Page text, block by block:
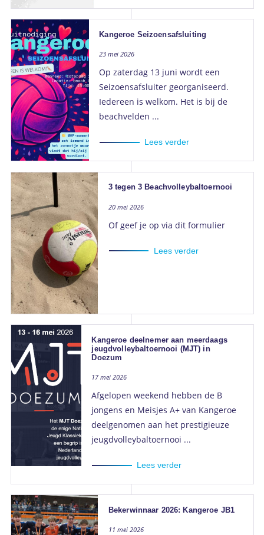
Kangeroe Seizoensafsluiting
23 mei 2026
Op zaterdag 13 juni wordt een
Seizoensafsluiter georganiseerd.
Iedereen is welkom. Het is bij de
beachvelden ...
Lees verder
3 tegen 3 Beachvolleybaltoernooi
20 mei 2026
Of geef je op via dit formulier
Lees verder
Kangeroe deelnemer aan meerdaags
jeugdvolleybaltoernooi (MJT) in
Doezum
17 mei 2026
Afgelopen weekend hebben de B
jongens en Meisjes A+ van Kangeroe
deelgenomen aan het prestigieuze
jeugdvolleybaltoernooi ...
Lees verder
Bekerwinnaar 2026: Kangeroe JB1
11 mei 2026